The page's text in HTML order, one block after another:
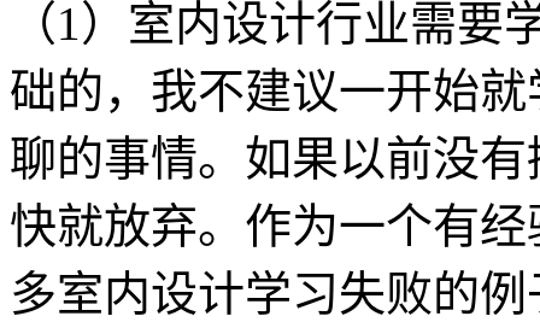
（1）室内设计行业需
础的，我不建议一开始
聊的事情。如果以前没
快就放弃。作为一个有
多室内设计学习失败的